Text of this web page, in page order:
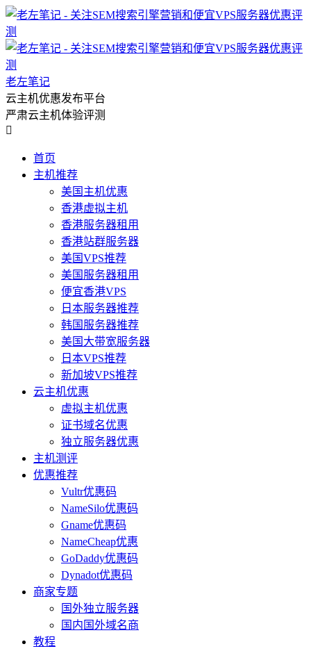
老左笔记
云主机优惠发布平台
严肃云主机体验评测

首页
主机推荐
美国主机优惠
香港虚拟主机
香港服务器租用
香港站群服务器
美国VPS推荐
美国服务器租用
便宜香港VPS
日本服务器推荐
韩国服务器推荐
美国大带宽服务器
日本VPS推荐
新加坡VPS推荐
云主机优惠
虚拟主机优惠
证书域名优惠
独立服务器优惠
主机测评
优惠推荐
Vultr优惠码
NameSilo优惠码
Gname优惠码
NameCheap优惠
GoDaddy优惠码
Dynadot优惠码
商家专题
国外独立服务器
国内国外域名商
教程